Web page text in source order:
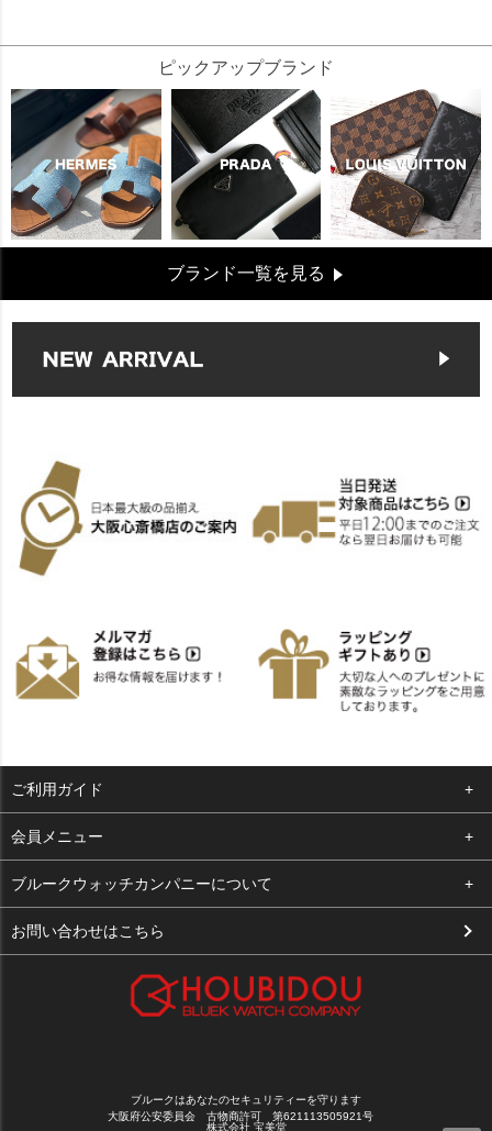
ピックアップブランド
ブランド一覧を見る
ご利用ガイド
よくある質問
支払い・送料
お客様の声
会員メニュー
ログイン
お気に入り
ブルークウォッチカンパニーについて
会社概要
お問い合わせはこちら
ブルークはあなたのセキュリティーを守ります
大阪府公安委員会 古物商許可 第621113505921号
株式会社 宝美堂